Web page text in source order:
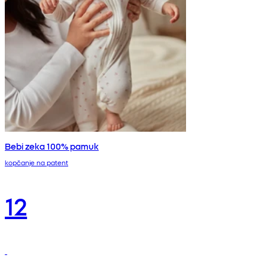
Bebi zeka 100% pamuk
kopčanje na patent
12